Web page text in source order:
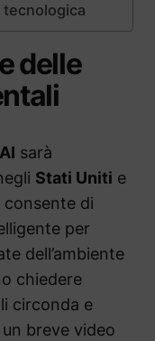
tecnologica
delle
sarà
Stati Uniti e
consente di
per
dell’ambiente
chiedere
circonda e
breve video